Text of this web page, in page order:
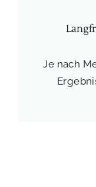
Je nach